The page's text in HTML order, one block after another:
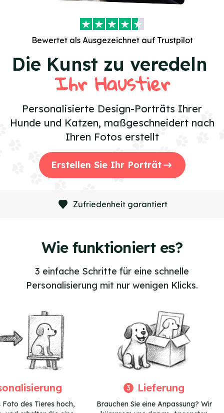
Bewertet als Ausgezeichnetauf Trustpilot
Die Kunst zu veredeln
Ihr Haustier
Personalisierte Design-Porträts Ihrer
Hunde und Katzen, maßgeschneidert nach
Ihren Fotos erstellt
Erstellen Sie Ihr Porträt
Zufriedenheit garantiert
Wie funktioniert es?
3 einfache Schritte für eine schnelle
Personalisierung mit nur wenigen Klicks.
Foto des Tieres hoch,
3 Lieferung
Brauchen Sie eine Anpassung? Wir